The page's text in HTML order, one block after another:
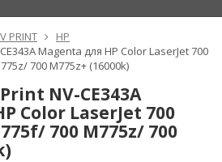
PRINT
HP
Magenta для HP Color LaserJet 700
700 M775z+ (16000k)
NV-CE343A
Color LaserJet 700
700 M775z/ 700